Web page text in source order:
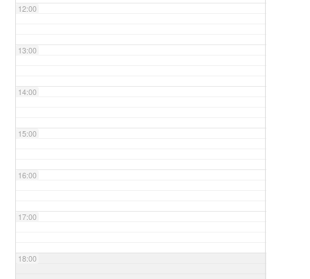
12:00
13:00
14:00
15:00
16:00
17:00
18:00